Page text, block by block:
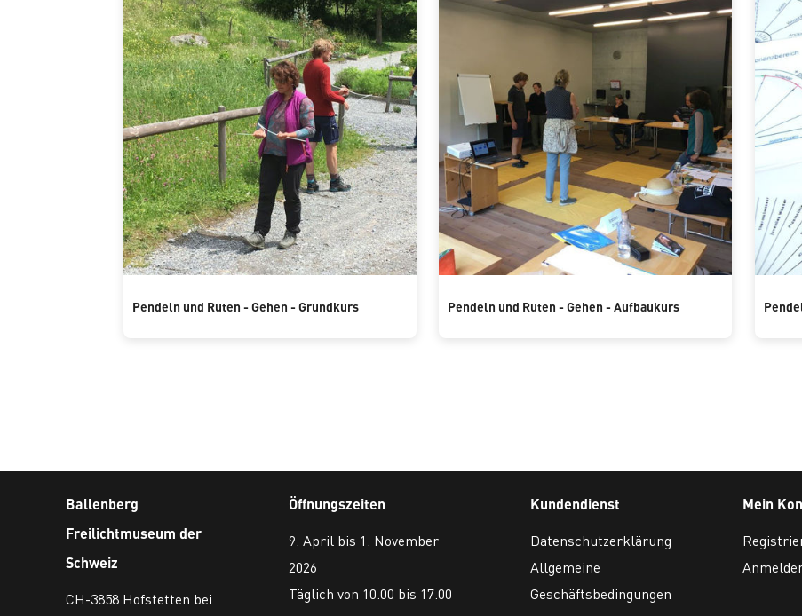
Pendeln und Ruten - Gehen - Grundkurs Pendeln und Ruten - Gehen - Aufbaukurs
Ballenberg
Freilichtmuseum der
Schweiz
CH-3858 Hofstetten bei
Öffnungszeiten
9. April bis 1. November
2026
Täglich von 10.00 bis 17.00
Kundendienst
Datenschutzerklärung
Allgemeine
Geschäftsbedingungen
Mein